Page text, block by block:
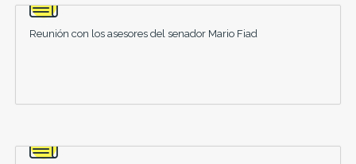
Reunión con los asesores del senador Mario Fiad